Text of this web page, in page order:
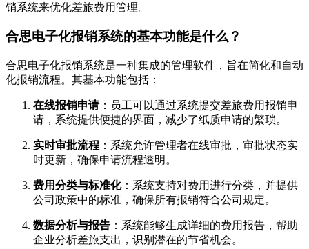
销系统来优化差旅费用管理。
合思电子化报销系统的基本功能是什么？
合思电子化报销系统是一种集成的管理软件，旨在简化和自动
化报销流程。其基本功能包括：
在线报销申请：员工可以通过系统提交差旅费用报销申
请，系统提供便捷的界面，减少了纸质申请的繁琐。
实时审批流程 ：系统允许管理者在线审批，审批状态实
时更新，确保申请流程透明。
费用分类与标准化：系统支持对费用进行分类，并提供
公司政策中的标准，确保所有报销符合公司规定。
数据分析与报告 ：系统能够生成详细的费用报告，帮助
企业分析差旅支出，识别潜在的节省机会。